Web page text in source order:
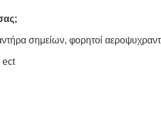
σημείων, φορητοί
ect